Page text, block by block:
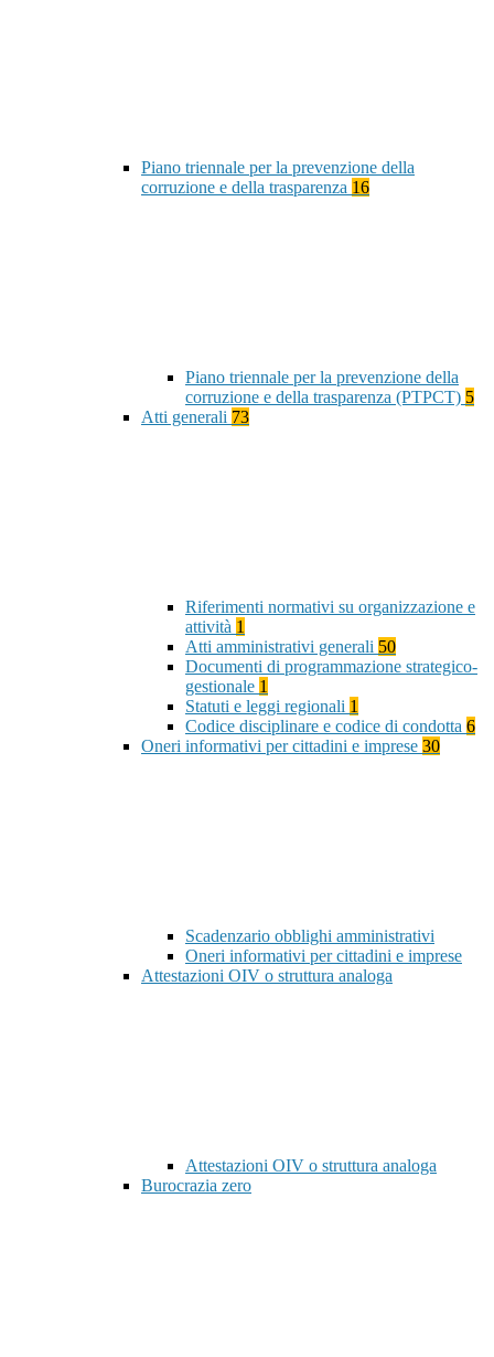
Piano triennale per la prevenzione della
corruzione e della trasparenza 16
Piano triennale per la prevenzione della
corruzione e della trasparenza (PTPCT) 5
Atti generali 73
Riferimenti normativi su organizzazione e
attività 1
Atti amministrativi generali 50
Documenti di programmazione strategico-
gestionale 1
Statuti e leggi regionali 1
Codice disciplinare e codice di condotta 6
Oneri informativi per cittadini e imprese 30
Scadenzario obblighi amministrativi
Oneri informativi per cittadini e imprese
Attestazioni OIV o struttura analoga
Attestazioni OIV o struttura analoga
Burocrazia zero